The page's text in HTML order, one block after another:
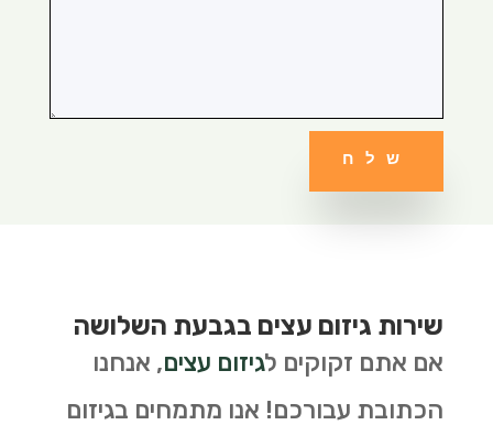
שלח
שירות גיזום עצים בגבעת השלושה
אם אתם זקוקים לגיזום עצים, אנחנו
הכתובת עבורכם! אנו מתמחים בגיזום